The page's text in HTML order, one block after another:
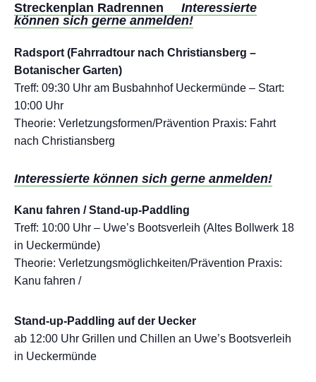
Streckenplan Radrennen Interessierte
können sich gerne anmelden!
Radsport (Fahrradtour nach Christiansberg –
Botanischer Garten)
Treff: 09:30 Uhr am Busbahnhof Ueckermünde – Start:
10:00 Uhr
Theorie: Verletzungsformen/Prävention Praxis: Fahrt
nach Christiansberg
Interessierte können sich gerne anmelden!
Kanu fahren / Stand-up-Paddling
Treff: 10:00 Uhr – Uwe’s Bootsverleih (Altes Bollwerk 18
in Ueckermünde)
Theorie: Verletzungsmöglichkeiten/Prävention Praxis:
Kanu fahren /
Stand-up-Paddling auf der Uecker
ab 12:00 Uhr Grillen und Chillen an Uwe’s Bootsverleih
in Ueckermünde